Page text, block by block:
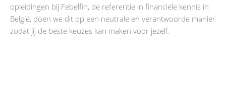
opleidingen bij Febelfin, de referentie in financiële kennis in
België, doen we dit op een neutrale en verantwoorde manier
zodat jij de beste keuzes kan maken voor jezelf.